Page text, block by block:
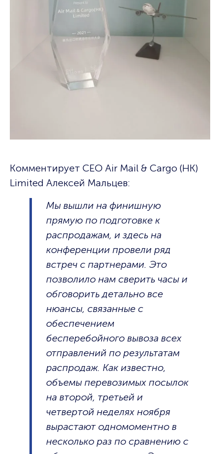
Комментирует СЕО Air Mail & Cargo (HK)
Limited Алексей Мальцев:
Мы вышли на финишную
прямую по подготовке к
распродажам, и здесь на
конференции провели ряд
встреч с партнерами. Это
позволило нам сверить часы и
обговорить детально все
нюансы, связанные с
обеспечением
бесперебойного вывоза всех
отправлений по результатам
распродаж. Как известно,
объемы перевозимых посылок
на второй, третьей и
четвертой неделях ноября
вырастают одномоментно в
несколько раз по сравнению с